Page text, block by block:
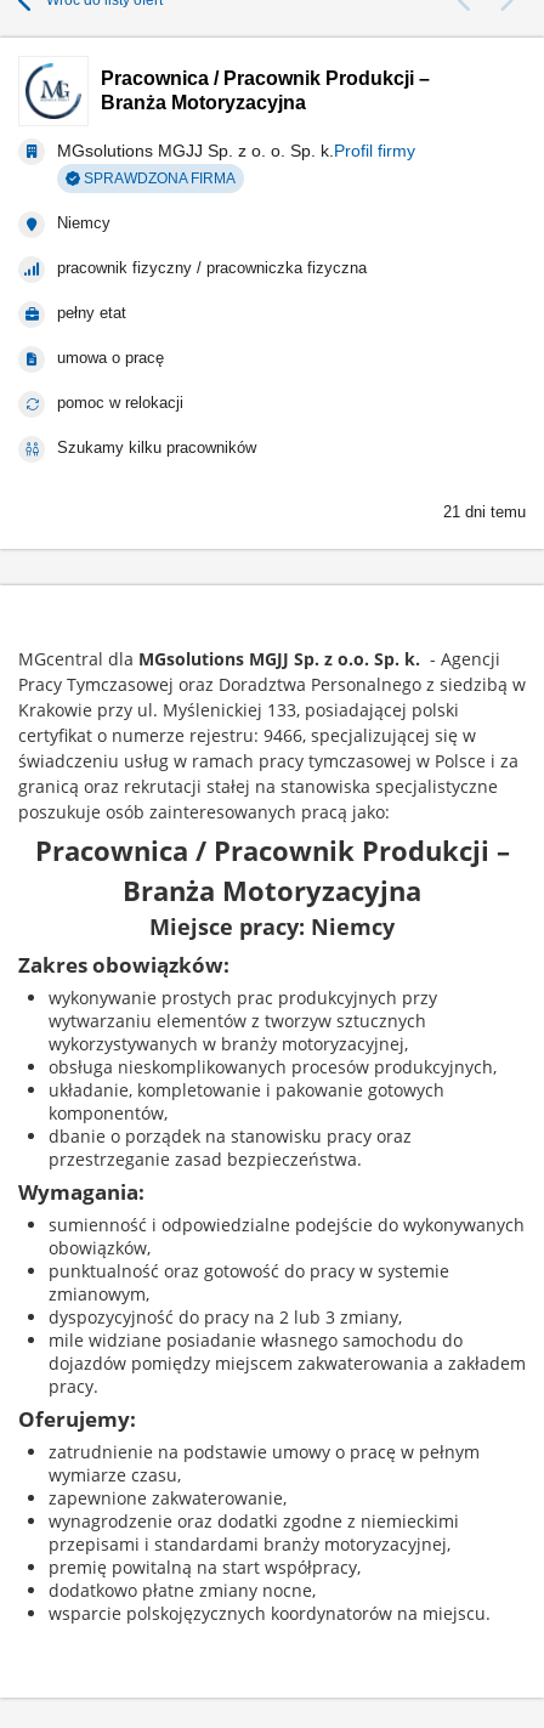
Pracownica / Pracownik Produkcji –
Branża Motoryzacyjna
MGsolutions MGJJ Sp. z o. o. Sp. k. Profil firmy
SPRAWDZONA FIRMA
Niemcy
pracownik fizyczny / pracowniczka fizyczna
pełny etat
umowa o pracę
pomoc w relokacji
Szukamy kilku pracowników
21 dni temu
MGcentral dla MGsolutions MGJJ Sp. z o.o. Sp. k. - Agencji
Pracy Tymczasowej oraz Doradztwa Personalnego z siedzibą w
Krakowie przy ul. Myślenickiej 133, posiadającej polski
certyfikat o numerze rejestru: 9466, specjalizującej się w
świadczeniu usług w ramach pracy tymczasowej w Polsce i za
granicą oraz rekrutacji stałej na stanowiska specjalistyczne
poszukuje osób zainteresowanych pracą jako:
Pracownica / Pracownik Produkcji –
Branża Motoryzacyjna
Miejsce pracy: Niemcy
Zakres obowiązków:
wykonywanie prostych prac produkcyjnych przy
wytwarzaniu elementów z tworzyw sztucznych
wykorzystywanych w branży motoryzacyjnej,
obsługa nieskomplikowanych procesów produkcyjnych,
układanie, kompletowanie i pakowanie gotowych
komponentów,
dbanie o porządek na stanowisku pracy oraz
przestrzeganie zasad bezpieczeństwa.
Wymagania:
sumienność i odpowiedzialne podejście do wykonywanych
obowiązków,
punktualność oraz gotowość do pracy w systemie
zmianowym,
dyspozycyjność do pracy na 2 lub 3 zmiany,
mile widziane posiadanie własnego samochodu do
dojazdów pomiędzy miejscem zakwaterowania a zakładem
pracy.
Oferujemy:
zatrudnienie na podstawie umowy o pracę w pełnym
wymiarze czasu,
zapewnione zakwaterowanie,
wynagrodzenie oraz dodatki zgodne z niemieckimi
przepisami i standardami branży motoryzacyjnej,
premię powitalną na start współpracy,
dodatkowo płatne zmiany nocne,
wsparcie polskojęzycznych koordynatorów na miejscu.